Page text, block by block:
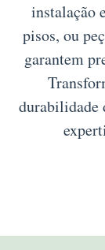
instalação
pisos, ou
garantem
durabilidade